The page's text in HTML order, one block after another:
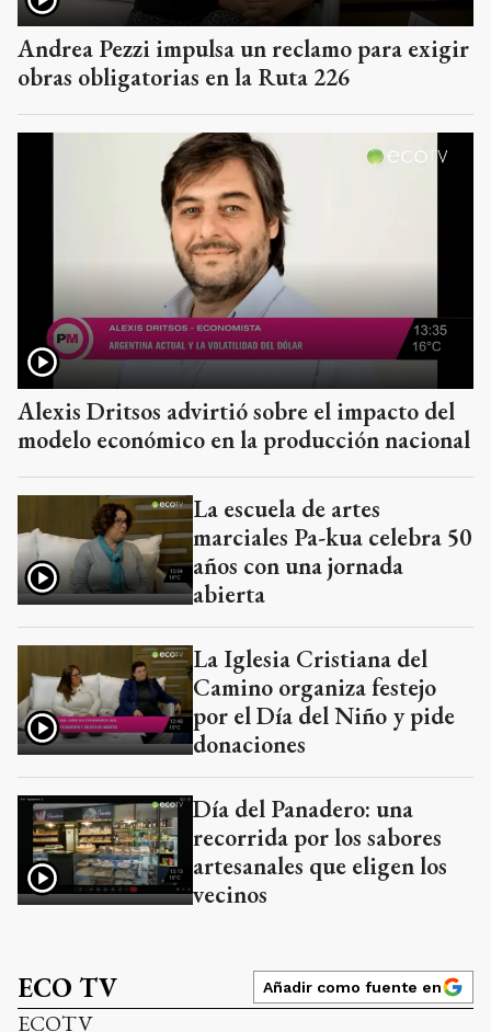
Andrea Pezzi impulsa un reclamo para exigir
obras obligatorias en la Ruta 226
Alexis Dritsos advirtió sobre el impacto del
modelo económico en la producción nacional
La escuela de artes
marciales Pa-kua celebra 50
años con una jornada
abierta
La Iglesia Cristiana del
Camino organiza festejo
por el Día del Niño y pide
donaciones
Día del Panadero: una
recorrida por los sabores
artesanales que eligen los
vecinos
ECO TV Añadir como fuente en
ECOTV